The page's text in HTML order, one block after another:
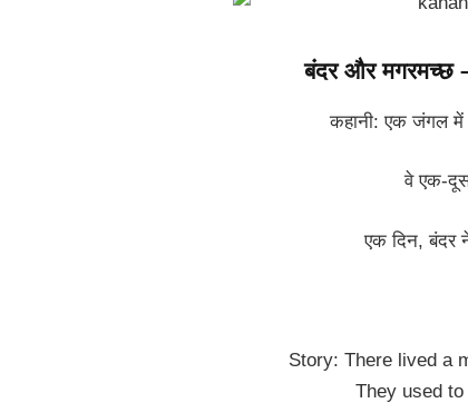
बंदर और मगरमच्छ
कहानी: एक जंगल
वे एक-
एक दिन, बंदर
Story: There lived a
They used